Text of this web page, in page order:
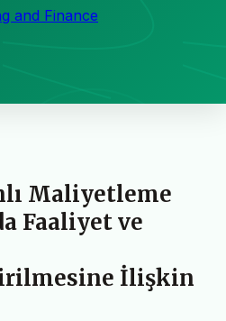
and Finance
Maliyetleme
Faaliyet ve
İlişkin